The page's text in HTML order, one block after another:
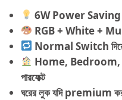
6W Power
RGB + White +
Normal Switch
Home, Bedroom,
পারফেক্ট
ঘরের লুক যদি premium